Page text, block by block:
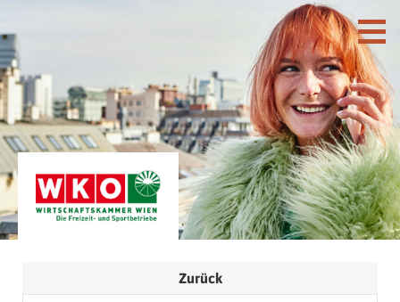
Zurück